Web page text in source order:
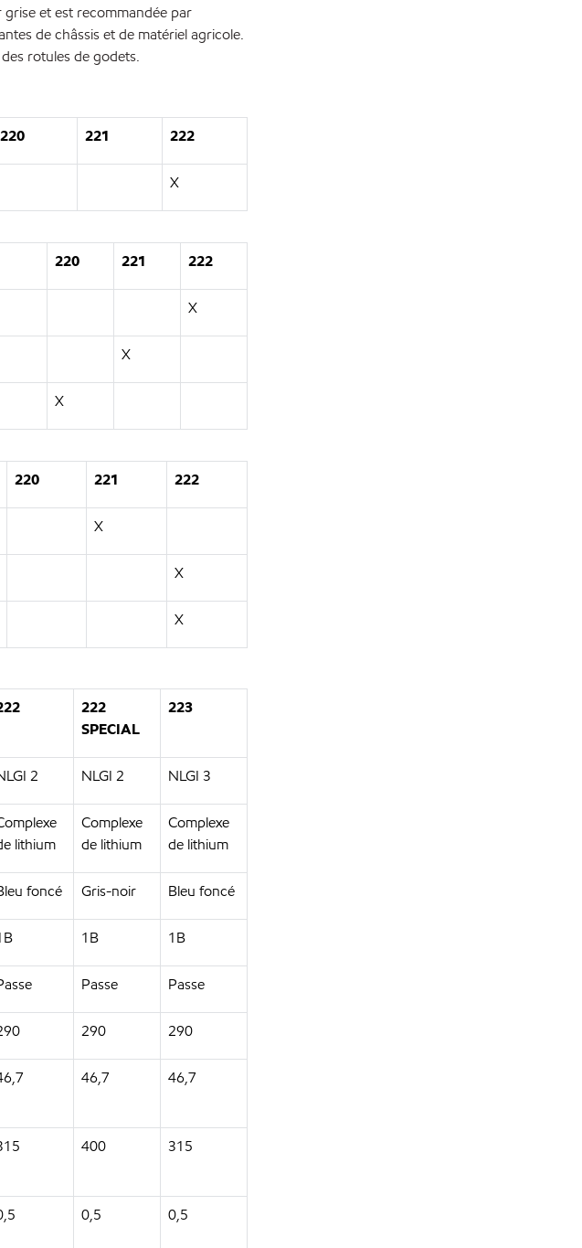
et est recommandée par
de châssis et de matériel agricole.
rotules de godets.
220 221 222
X
220 221 222
X
X
X
220 221 222
X
X
X
222
SPECIAL
223
2 NLGI 2 NLGI 3
lithium
Complexe
de lithium
Complexe
de lithium
foncé Gris-noir Bleu foncé
1B 1B
Passe Passe
290 290
46,7 46,7
400 315
0,5 0,5